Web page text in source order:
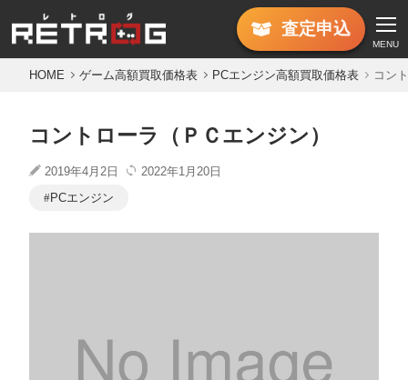
査定申込
MENU
HOME ゲーム高額買取価格表 PCエンジン高額買取価格表 コン
コントローラ（ＰＣエンジン）
2019年4月2日
2022年1月20日
PCエンジン